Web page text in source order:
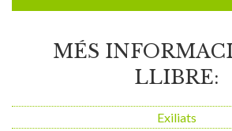
MÉS
LLIBRE:
Exiliats